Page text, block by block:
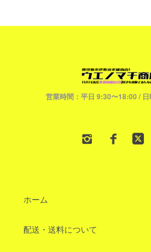
営業時間：平日 9:30〜18:00 /
ホーム
配送・送料について